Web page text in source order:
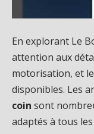
En explorant Le
attention aux
motorisation, et
disponibles. Les
coin sont
adaptés à tous